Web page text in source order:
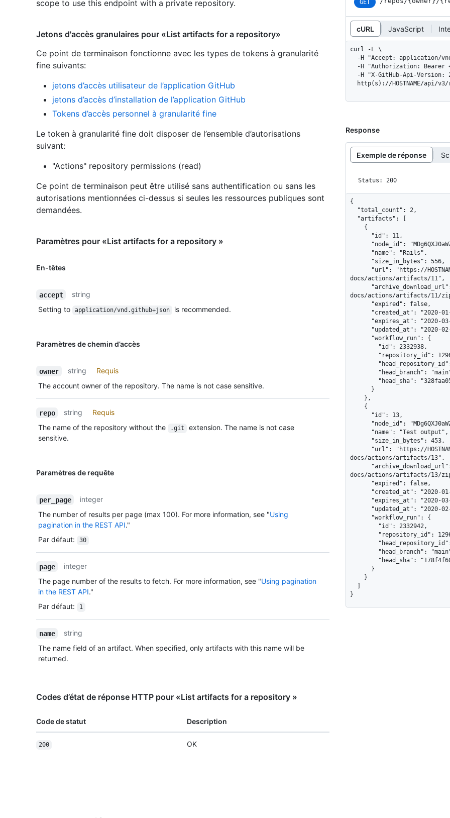
scope to use this endpoint with a private repository.
Jetons d'accès granulaires pour «List artifacts for a repository»
Ce point de terminaison fonctionne avec les types de tokens à granularité
fine suivants:
jetons d’accès utilisateur de l’application GitHub
jetons d’accès d’installation de l’application GitHub
Tokens d’accès personnel à granularité fine
Le token à granularité fine doit disposer de l’ensemble d’autorisations
suivant:
"Actions" repository permissions (read)
Ce point de terminaison peut être utilisé sans authentification ou sans les
autorisations mentionnées ci-dessus si seules les ressources publiques sont
demandées.
Paramètres pour «List artifacts for a repository »
En-têtes
accept
string
Setting to
application/vnd.github+json is recommended.
Paramètres de chemin d’accès
owner string
Requis
The account owner of the repository. The name is not case sensitive.
repo string
Requis
The name of the repository without the
.git
extension. The name is not case
sensitive.
Paramètres de requête
per_page
integer
The number of results per page (max 100). For more information, see "Using
pagination in the REST API."
Par défaut: 30
page
integer
The page number of the results to fetch. For more information, see "Using pagination
in the REST API."
Par défaut: 1
name
string
The name field of an artifact. When specified, only artifacts with this name will be
returned.
Codes d’état de réponse HTTP pour «List artifacts for a repository »
Code de statut Description
200 OK
GET
cURL JavaScript
curl -L \
http(s)://HOSTNAME/api/
Response
Exemple de réponse
Status: 200
{
docs/actions/artifacts/11",
docs/actions/artifacts/11/
docs/actions/artifacts/13",
docs/actions/artifacts/13/
}